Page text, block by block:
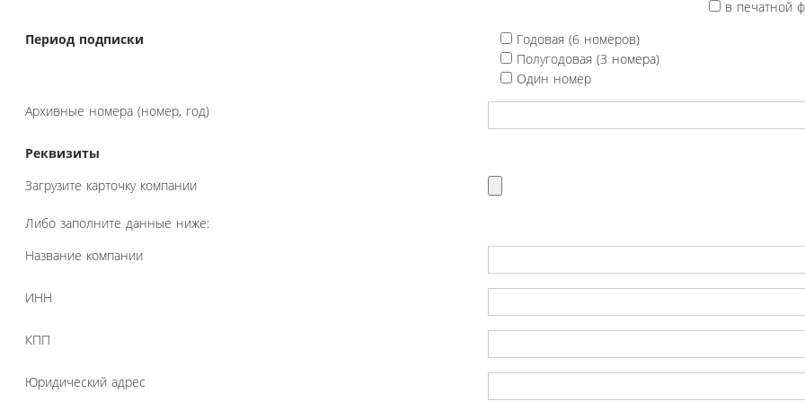
в печатной
Период подписки
Годовая (6 номеров)
Полугодовая (3 номера)
Один номер
Архивные номера (номер, год)
Реквизиты
Загрузите карточку компании
Либо заполните данные ниже:
Название компании
ИНН
КПП
Юридический адрес